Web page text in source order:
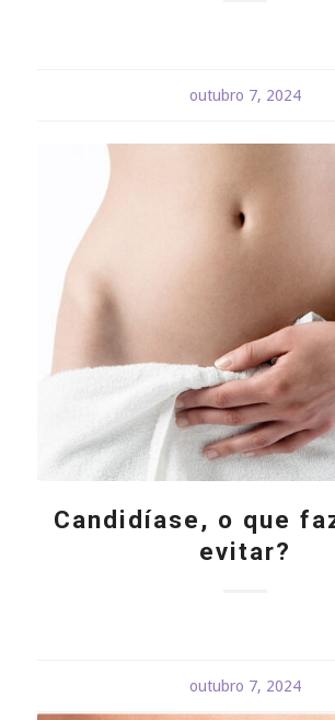
outubro 7, 2024
Candidíase, o que
evitar?
outubro 7, 2024